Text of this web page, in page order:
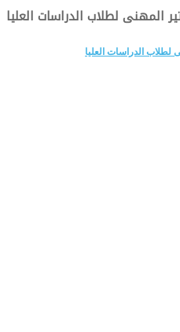
المهنى لطلاب الدراسات العليا